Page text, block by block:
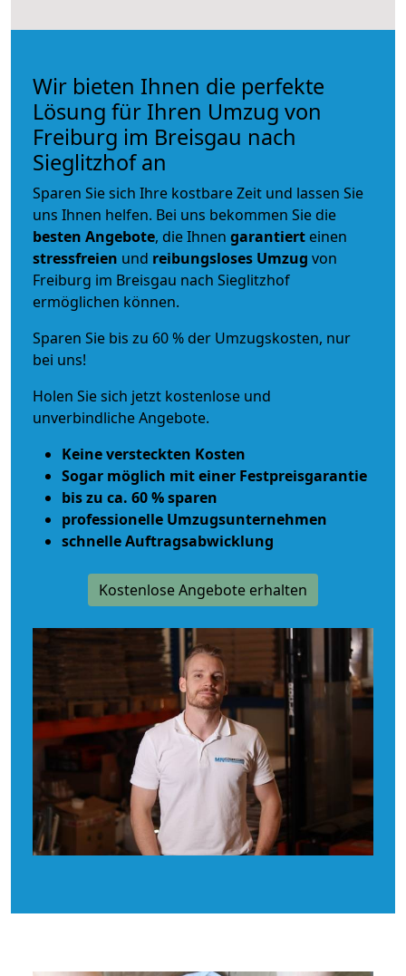
Wir bieten Ihnen die perfekte
Lösung für Ihren Umzug von
Freiburg im Breisgau nach
Sieglitzhof an
Sparen Sie sich Ihre kostbare Zeit und lassen Sie
uns Ihnen helfen. Bei uns bekommen Sie die
besten Angebote, die Ihnen garantiert einen
stressfreien und reibungsloses Umzug von
Freiburg im Breisgau nach Sieglitzhof
ermöglichen können.
Sparen Sie bis zu 60 % der Umzugskosten, nur
bei uns!
Holen Sie sich jetzt kostenlose und
unverbindliche Angebote.
Keine versteckten Kosten
Sogar möglich mit einer Festpreisgarantie
bis zu ca. 60 % sparen
professionelle Umzugsunternehmen
schnelle Auftragsabwicklung
Kostenlose Angebote erhalten